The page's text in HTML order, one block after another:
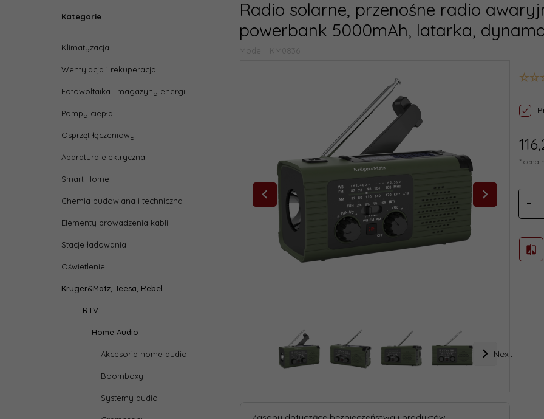
Kategorie
Klimatyzacja
Wentylacja i rekuperacja
Fotowoltaika i magazyny energii
Pompy ciepła
Osprzęt łączeniowy
Aparatura elektryczna
Smart Home
Chemia budowlana i techniczna
Elementy prowadzenia kabli
Stacje ładowania
Oświetlenie
Kruger&Matz, Teesa, Rebel
RTV
Home Audio
Akcesoria home audio
Boomboxy
Systemy audio
Radio solarne, przenośne radio
powerbank 5000mAh, latarka,
Model: KM0836
Next
116,
* cena